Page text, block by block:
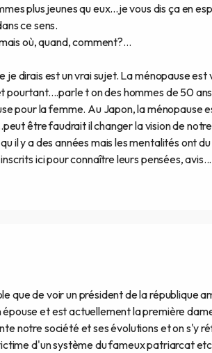
plus jeunes qu eux...je vous dis ça en
ce sens.
où, quand, comment?...
dirais est un vrai sujet. La ménopause
t on des hommes de 50
pour la femme. Au Japon, la ménopause
être faudrait il changer la vision de
il y a des années mais les mentalités ont
ici pour connaître leurs pensées,
que de voir un président de la république
et est actuellement la première
notre société et ses évolutions et on s'y
d'un système du fameux patriarcat